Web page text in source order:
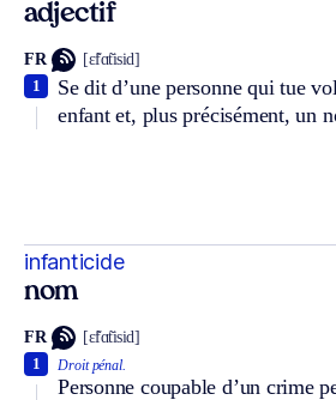
adjectif
FR [ɛ̃fɑ̃tisid]
Se dit d’une personne qui tue
enfant et, plus précisément, un
1
infanticide
nom
FR [ɛ̃fɑ̃tisid]
Droit pénal.
Personne coupable d’un crime
1